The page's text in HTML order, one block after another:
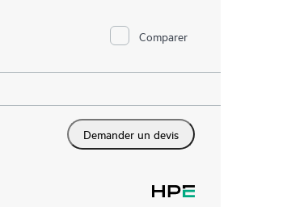
Comparer
Demander un devis